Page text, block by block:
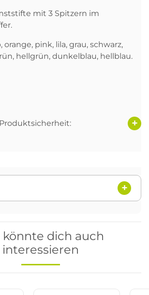
mit 3 Spitzern im
orange, pink, lila, grau, schwarz,
hellgrün, dunkelblau, hellblau.
könnte dich auch
interessieren